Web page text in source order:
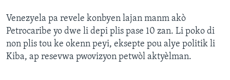
Venezyela pa revele konbyen lajan manm akò
Petrocaribe yo dwe li depi plis pase 10 zan. Li poko di
non plis tou ke okenn peyi, eksepte pou alye politik li
Kiba, ap resevwa pwovizyon petwòl aktyèlman.